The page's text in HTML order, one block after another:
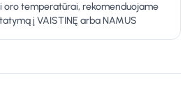
oro temperatūrai, rekomenduojame
į VAISTINĘ arba NAMUS